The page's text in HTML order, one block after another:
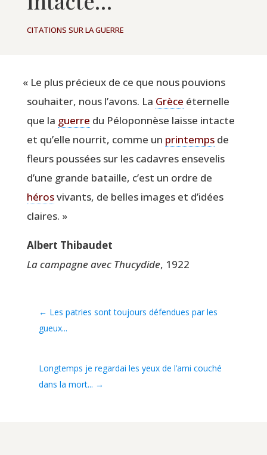
CITATIONS SUR LA GUERRE
« Le plus pré­cieux de ce que nous pou­vions
sou­hai­ter, nous l’avons. La Grèce éter­nelle
que la guerre du Pélo­pon­nèse laisse intacte
et qu’elle nour­rit, comme un prin­tempsde
fleurs pous­sées sur les cadavres ense­ve­lis
d’une grande bataille, c’est un ordre de
hérosvivants, de belles images et d’idées
claires. »
Albert Thi­bau­det
La cam­pagne avec Thu­cy­dide, 1922
← Les patries sont toujours défendues par les
gueux...
Longtemps je regardai les yeux de l’ami couché
dans la mort... →